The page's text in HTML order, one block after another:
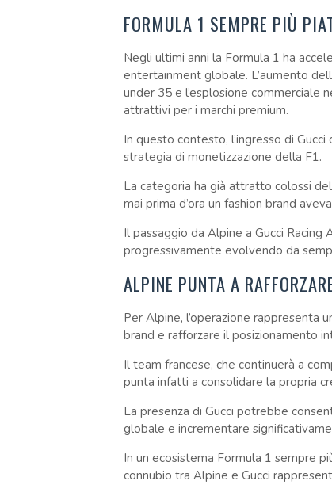
FORMULA 1 SEMPRE PIÙ
Negli ultimi anni la Formula 1 ha
entertainment globale. L’aumento
under 35 e l’esplosione commerciale
attrattivi per i marchi premium.
In questo contesto, l’ingresso di
strategia di monetizzazione della F1.
La categoria ha già attratto colossi
mai prima d’ora un fashion brand
Il passaggio da Alpine a Gucci
progressivamente evolvendo da
ALPINE PUNTA A
Per Alpine, l’operazione rappresenta
brand e rafforzare il posizionamento
Il team francese, che continuerà a
punta infatti a consolidare la propria
La presenza di Gucci potrebbe
globale e incrementare
In un ecosistema Formula 1 sempre
connubio tra Alpine e Gucci